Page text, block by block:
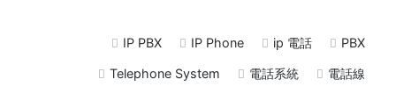
IP PBX IP Phone ip 電話 PBX
Telephone System 電話系統 電話線